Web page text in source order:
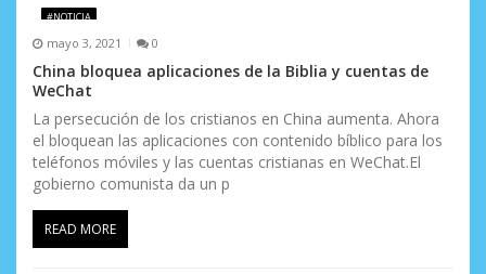
#NOTICIA
mayo 3, 2021 0
China bloquea aplicaciones de la Biblia y cuentas de
WeChat
La persecución de los cristianos en China aumenta. Ahora
el bloquean las aplicaciones con contenido bíblico para los
teléfonos móviles y las cuentas cristianas en WeChat.El
gobierno comunista da un p
READ MORE